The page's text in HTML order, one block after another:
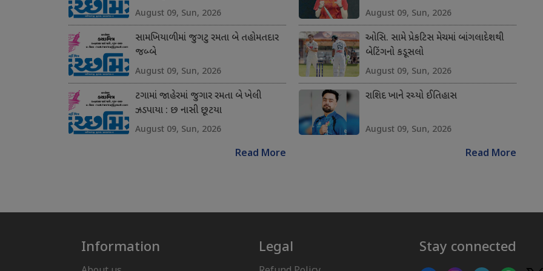
August 09, Sun, 2026
સામખિયાળીમાં જુગટુ રમતા બે તહોમતદાર
જબ્બે
August 09, Sun, 2026
ટગામાં જાહેરમાં જુગાર રમતા બે ખેલી
ઝડપાયા : છ નાસી છૂટયા
August 09, Sun, 2026
Read More
August 09, Sun, 2026
ઓસિ. સામે પ્રેકટિસ મેચમાં બાંગલાદેશથી
બેટિંગનો કડૂસલો
August 09, Sun, 2026
રાશિદ ખાને રચ્યો ઈતિહાસ
August 09, Sun, 2026
Read More
Information Legal Stay connected